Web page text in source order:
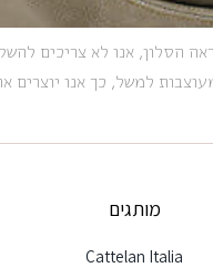
הסלון, אנו לא צריכים
למשל, כך אנו
מותגים
Cattelan Italia